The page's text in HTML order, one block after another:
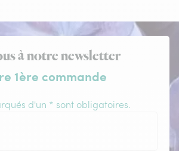
à notre newsletter
1ère commande
d'un * sont obligatoires.